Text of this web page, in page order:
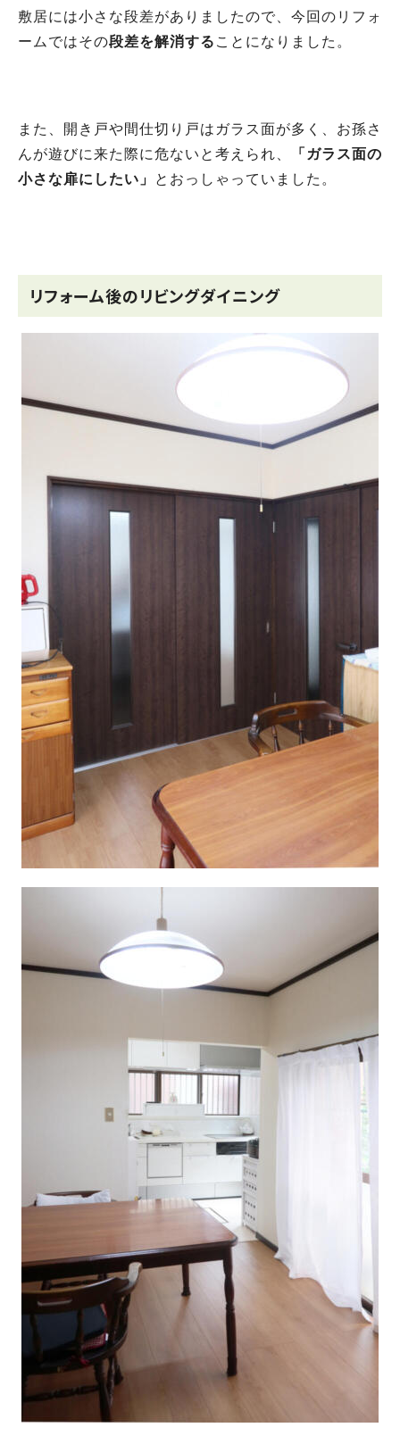
敷居には小さな段差がありましたので、今回のリフォ
ームではその段差を解消する ことになりました。
また、開き戸や間仕切り戸はガラス面が多く、お孫さ
んが遊びに来た際に危ないと考えられ、
「ガラス面の
小さな扉にしたい」
とおっしゃっていました。
リフォーム後のリビングダイニング